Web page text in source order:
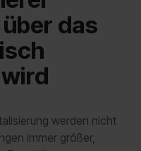
das
werden nicht
immer größer,